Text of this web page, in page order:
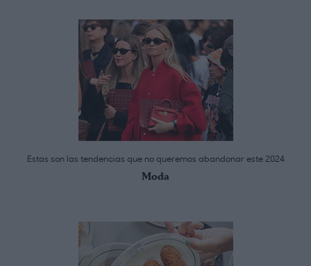
Estas son las tendencias que no queremos abandonar este 2024
Moda